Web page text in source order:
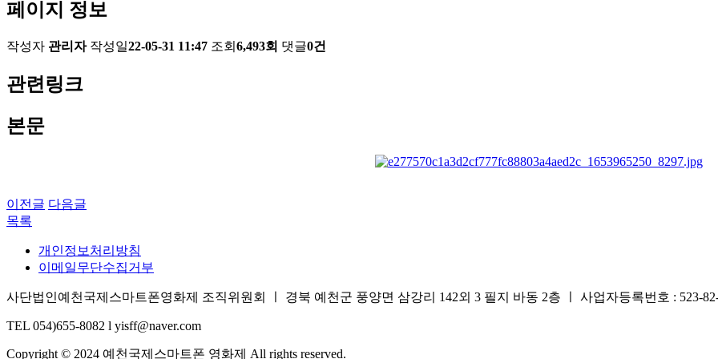
페이지 정보
작성자 관리자 작성일22-05-31 11:47 조회 6,493회 댓글0건
관련링크
본문
이전글 다음글
목록
개인정보처리방침
이메일무단수집거부
사단법인예천국제스마트폰영화제 조직위원회 ㅣ 경북 예천군 풍양면 삼강리 142외 3 필지 바동 2층 ㅣ 사업자등록번호 : 523-
TEL 054)655-8082 l yisff@naver.com
Copyright © 2024 예천국제스마트폰 영화제 All rights reserved.